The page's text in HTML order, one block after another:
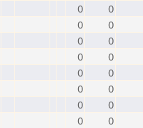
0
0
0
0
0
0
0
0
0
0
0
0
0
0
0
0